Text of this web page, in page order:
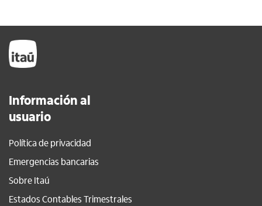
Información al
usuario
Política de privacidad
Emergencias bancarias
Sobre Itaú
Estados Contables Trimestrales